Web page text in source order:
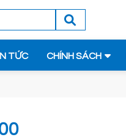
TỨC CHÍNH SÁCH